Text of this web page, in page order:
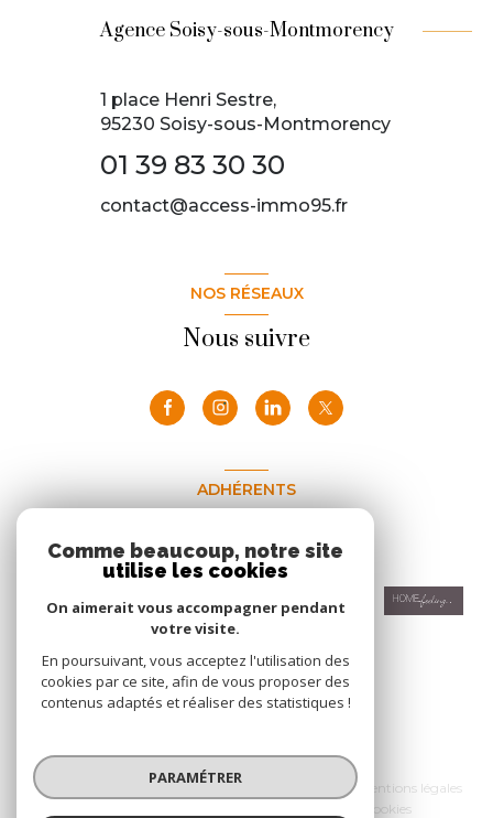
Agence Soisy-sous-Montmorency
1 place Henri Sestre,
95230 Soisy-sous-Montmorency
01 39 83 30 30
contact@access-immo95.fr
NOS RÉSEAUX
Nous suivre
ADHÉRENTS
Nous adhérons
© 2026 | Tous droits réservés
Nos honoraires
Nos partenaires
Mentions légales
Cookies
Comme beaucoup, notre site
utilise les cookies
On aimerait vous accompagner pendant
votre visite.
En poursuivant, vous acceptez l'utilisation des
cookies par ce site, afin de vous proposer des
contenus adaptés et réaliser des statistiques !
PARAMÉTRER